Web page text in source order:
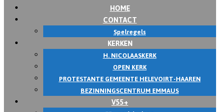
HOME
CONTACT
Spelregels
KERKEN
H. NICOLAASKERK
OPEN KERK
PROTESTANTE GEMEENTE HELEVOIRT-HAAREN
BEZINNINGSCENTRUM EMMAUS
V55+